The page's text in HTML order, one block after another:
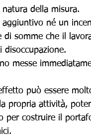
della misura.
né un
somme che il
disoccupazione.
messe
può essere
propria attività,
per costruire il